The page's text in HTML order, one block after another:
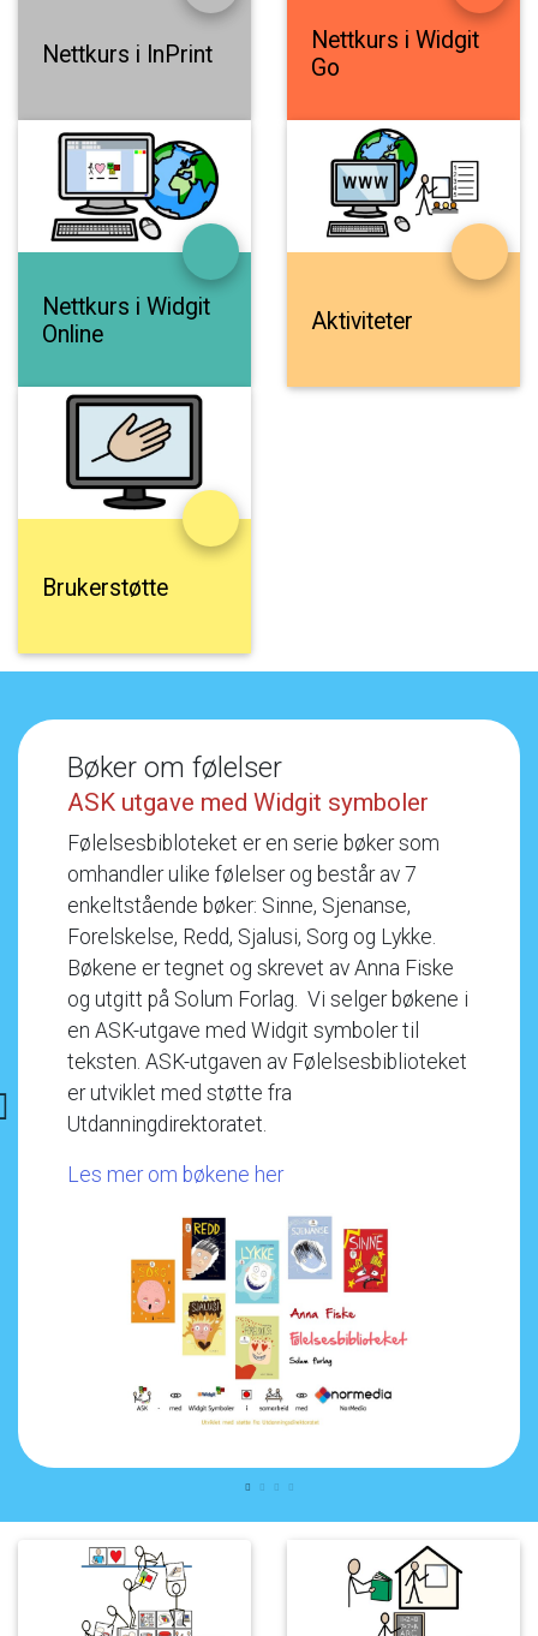
Nettkurs i InPrint Nettkurs i Widgit
Go
Nettkurs i Widgit
Online
Aktiviteter
Brukerstøtte
Bøker om følelser
ASK utgave med Widgit symboler
Følelsesbibloteket er en serie bøker som
omhandler ulike følelser og består av 7
enkeltstående bøker: Sinne, Sjenanse,
Forelskelse, Redd, Sjalusi, Sorg og Lykke.
Bøkene er tegnet og skrevet av Anna Fiske
og utgitt på Solum Forlag. Vi selger bøkene i
en ASK-utgave med Widgit symboler til
teksten. ASK-utgaven av Følelsesbiblioteket
er utviklet med støtte fra
Utdanningdirektoratet.
Les mer om bøkene her